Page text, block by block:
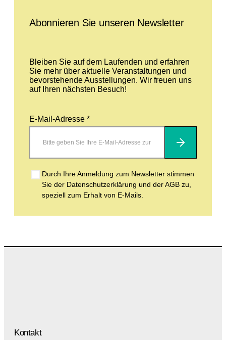
Abonnieren Sie unseren Newsletter
Bleiben Sie auf dem Laufenden und erfahren
Sie mehr über aktuelle Veranstaltungen und
bevorstehende Ausstellungen. Wir freuen uns
auf Ihren nächsten Besuch!
E-Mail-Adresse *
Abonnieren
Durch Ihre Anmeldung zum Newsletter stimmen
Sie der Datenschutzerklärung und der AGB zu,
speziell zum Erhalt von E-Mails.
Kontakt